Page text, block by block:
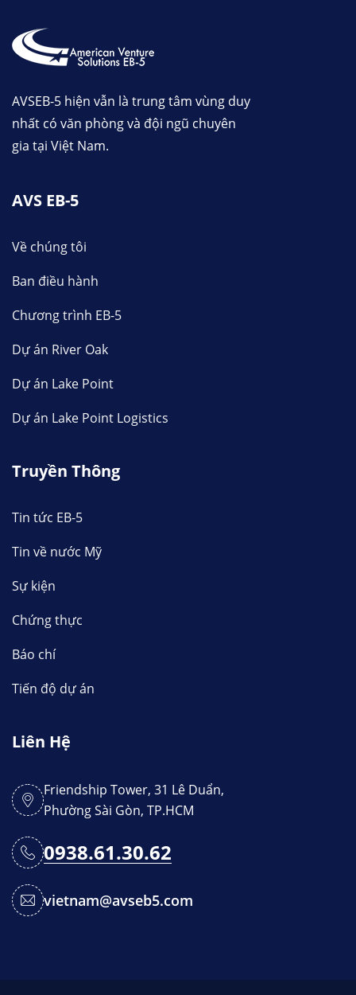
AVSEB-5 hiện vẫn là trung tâm vùng duy
nhất có văn phòng và đội ngũ chuyên
gia tại Việt Nam.
AVS EB-5
Về chúng tôi
Ban điều hành
Chương trình EB-5
Dự án River Oak
Dự án Lake Point
Dự án Lake Point Logistics
Truyền Thông
Tin tức EB-5
Tin về nước Mỹ
Sự kiện
Chứng thực
Báo chí
Tiến độ dự án
Liên Hệ
Friendship Tower, 31 Lê Duẩn,
Phường Sài Gòn, TP.HCM
0938.61.30.62
vietnam@avseb5.com